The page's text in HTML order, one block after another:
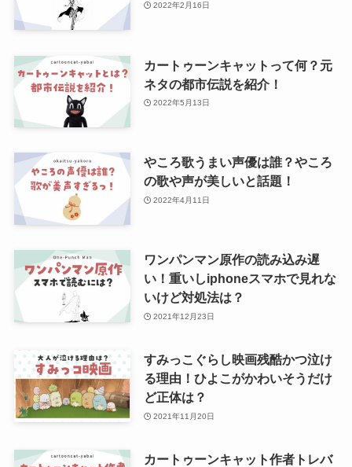
2022年2月16日
カートゥーンキャットって何？元
ネタの都市伝説を紹介！
2022年5月13日
やころ歌うまい声優は誰？やころ
の歌や声が美しいと話題！
2022年4月11日
ワンパンマン原作の読み込み遅
い！重いしiphoneスマホで見れな
いけど対処法は？
2021年12月23日
すみっこぐらし映画残酷かつ泣け
る理由！ひよこがかわいそうだけ
ど正体は？
2021年11月20日
カートゥーンキャット作者トレバ